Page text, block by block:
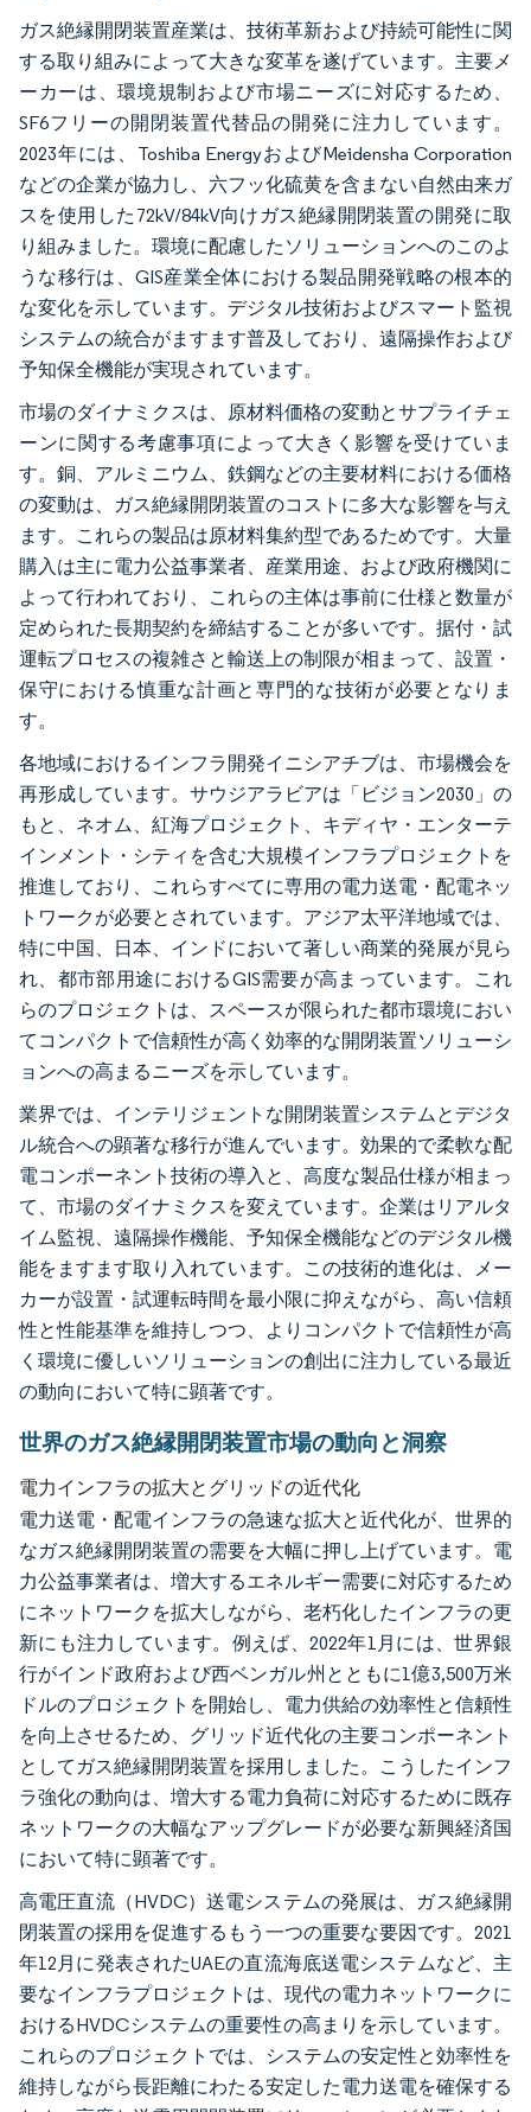
ガス絶縁開閉装置産業は、技術革新および持続可能性に関
する取り組みによって大きな変革を遂げています。主要メ
ーカーは、環境規制および市場ニーズに対応するため、
SF6フリーの開閉装置代替品の開発に注力しています。
2023年には、Toshiba EnergyおよびMeidensha Corporation
などの企業が協力し、六フッ化硫黄を含まない自然由来ガ
スを使用した72kV/84kV向けガス絶縁開閉装置の開発に取
り組みました。環境に配慮したソリューションへのこのよ
うな移行は、GIS産業全体における製品開発戦略の根本的
な変化を示しています。デジタル技術およびスマート監視
システムの統合がますます普及しており、遠隔操作および
予知保全機能が実現されています。
市場のダイナミクスは、原材料価格の変動とサプライチェ
ーンに関する考慮事項によって大きく影響を受けていま
す。銅、アルミニウム、鉄鋼などの主要材料における価格
の変動は、ガス絶縁開閉装置のコストに多大な影響を与え
ます。これらの製品は原材料集約型であるためです。大量
購入は主に電力公益事業者、産業用途、および政府機関に
よって行われており、これらの主体は事前に仕様と数量が
定められた長期契約を締結することが多いです。据付・試
運転プロセスの複雑さと輸送上の制限が相まって、設置・
保守における慎重な計画と専門的な技術が必要となりま
す。
各地域におけるインフラ開発イニシアチブは、市場機会を
再形成しています。サウジアラビアは「ビジョン2030」の
もと、ネオム、紅海プロジェクト、キディヤ・エンターテ
インメント・シティを含む大規模インフラプロジェクトを
推進しており、これらすべてに専用の電力送電・配電ネッ
トワークが必要とされています。アジア太平洋地域では、
特に中国、日本、インドにおいて著しい商業的発展が見ら
れ、都市部用途におけるGIS需要が高まっています。これ
らのプロジェクトは、スペースが限られた都市環境におい
てコンパクトで信頼性が高く効率的な開閉装置ソリューシ
ョンへの高まるニーズを示しています。
業界では、インテリジェントな開閉装置システムとデジタ
ル統合への顕著な移行が進んでいます。効果的で柔軟な配
電コンポーネント技術の導入と、高度な製品仕様が相まっ
て、市場のダイナミクスを変えています。企業はリアルタ
イム監視、遠隔操作機能、予知保全機能などのデジタル機
能をますます取り入れています。この技術的進化は、メー
カーが設置・試運転時間を最小限に抑えながら、高い信頼
性と性能基準を維持しつつ、よりコンパクトで信頼性が高
く環境に優しいソリューションの創出に注力している最近
の動向において特に顕著です。
世界のガス絶縁開閉装置市場の動向と洞察
電力インフラの拡大とグリッドの近代化
電力送電・配電インフラの急速な拡大と近代化が、世界的
なガス絶縁開閉装置の需要を大幅に押し上げています。電
力公益事業者は、増大するエネルギー需要に対応するため
にネットワークを拡大しながら、老朽化したインフラの更
新にも注力しています。例えば、2022年1月には、世界銀
行がインド政府および西ベンガル州とともに1億3,500万米
ドルのプロジェクトを開始し、電力供給の効率性と信頼性
を向上させるため、グリッド近代化の主要コンポーネント
としてガス絶縁開閉装置を採用しました。こうしたインフ
ラ強化の動向は、増大する電力負荷に対応するために既存
ネットワークの大幅なアップグレードが必要な新興経済国
において特に顕著です。
高電圧直流（HVDC）送電システムの発展は、ガス絶縁開
閉装置の採用を促進するもう一つの重要な要因です。2021
年12月に発表されたUAEの直流海底送電システムなど、主
要なインフラプロジェクトは、現代の電力ネットワークに
おけるHVDCシステムの重要性の高まりを示しています。
これらのプロジェクトでは、システムの安定性と効率性を
維持しながら長距離にわたる安定した電力送電を確保する